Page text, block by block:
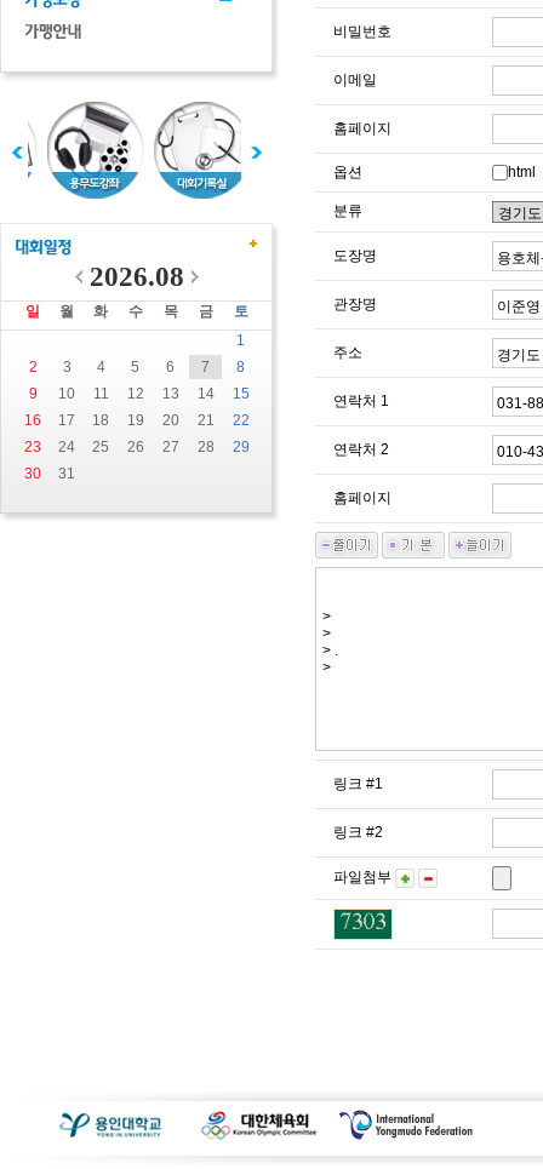
2026.08
일 월 화 수 목 금
토
1
2
3 4 5 6 7
8
9
10 11 12 13 14
15
16
17 18 19 20 21
22
23
24 25 26 27 28
29
30
31
비밀번호
이메일
홈페이지
옵션 html
분류
도장명
관장명
주소
연락처 1
연락처 2
홈페이지
링크 #1
링크 #2
파일첨부